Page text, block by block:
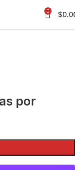
0 $
por